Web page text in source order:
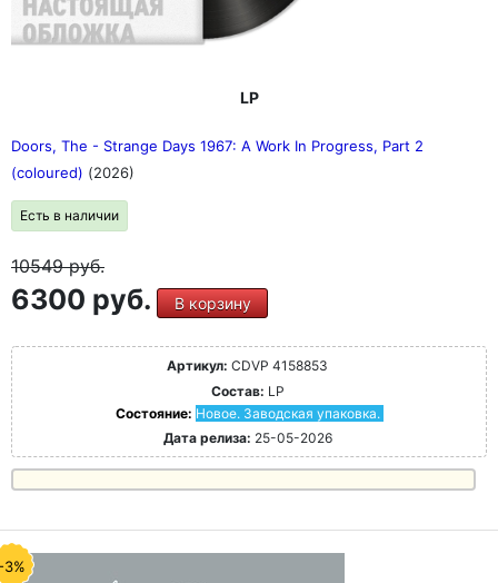
LP
Doors, The - Strange Days 1967: A Work In Progress, Part 2
(coloured) (2026)
Есть в наличии
10549руб.
6300 руб. В корзину
Артикул: CDVP 4158853
Состав: LP
Состояние: Новое. Заводская упаковка.
Дата релиза: 25-05-2026
3%